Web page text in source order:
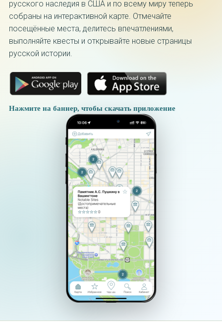
русского наследия в США и по всему миру теперь
собраны на интерактивной карте. Отмечайте
посещённые места, делитесь впечатлениями,
выполняйте квесты и открывайте новые страницы
русской истории.
Нажмите на баннер, чтобы скачать приложение